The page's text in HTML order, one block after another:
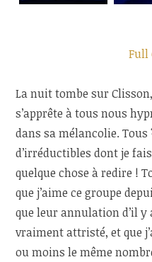
Full
La nuit tombe sur
s’apprête à tous nous
dans sa mélancolie.
d’irréductibles dont je
quelque chose à redire !
que j’aime ce groupe
que leur annulation d’il y
vraiment attristé, et que
ou moins le même